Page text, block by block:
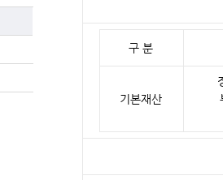
구 분
기본재산